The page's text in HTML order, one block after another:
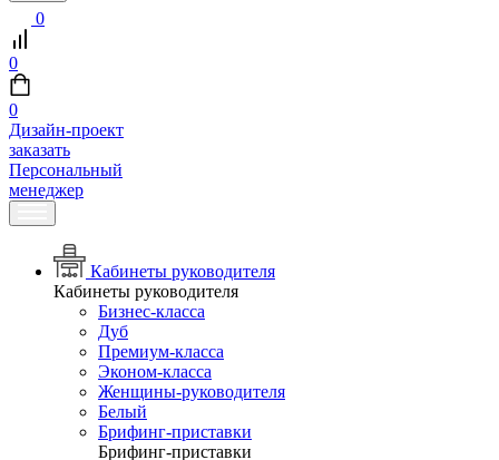
0
0
0
Дизайн-проект
заказать
Персональный
менеджер
Кабинеты руководителя
Кабинеты руководителя
Бизнес-класса
Дуб
Премиум-класса
Эконом-класса
Женщины-руководителя
Белый
Брифинг-приставки
Брифинг-приставки